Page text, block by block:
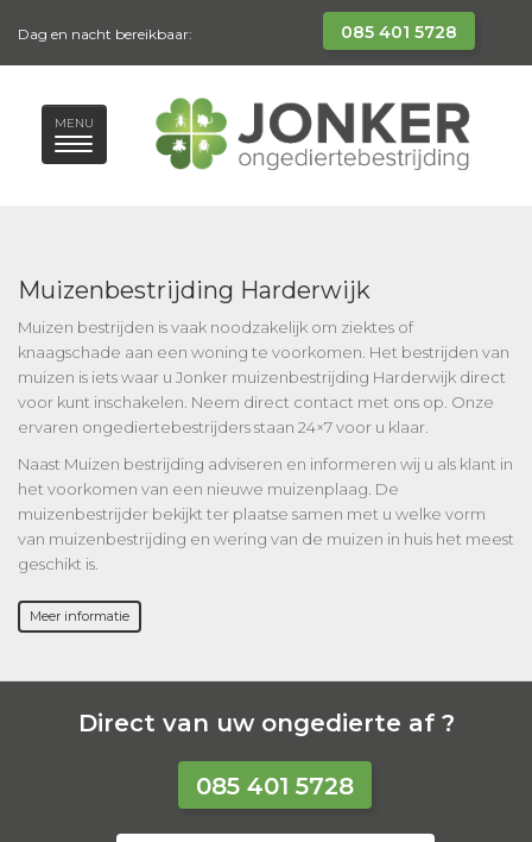
Dag en nacht bereikbaar: 085 401 5728
MENU
Muizenbestrijding Harderwijk
Muizen bestrijden is vaak noodzakelijk om ziektes of
knaagschade aan een woning te voorkomen. Het bestrijden van
muizen is iets waar u Jonker muizenbestrijding Harderwijk direct
voor kunt inschakelen. Neem direct contact met ons op. Onze
ervaren ongediertebestrijders staan 24×7 voor u klaar.
Naast Muizen bestrijding adviseren en informeren wij u als klant in
het voorkomen van een nieuwe muizenplaag. De
muizenbestrijder bekijkt ter plaatse samen met u welke vorm
van muizenbestrijding en wering van de muizen in huis het meest
geschikt is.
Meer informatie
Direct van uw ongedierte af ?
085 401 5728